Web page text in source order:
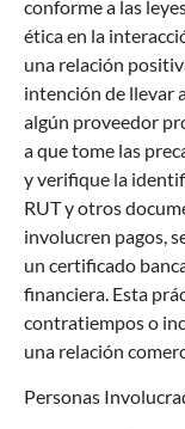
conforme a las
ética en la
una relación
intención de llevar
algún proveedor
a que tome las
y verifique la
RUT y otros
involucren pagos,
un certificado
financiera. Esta
contratiempos o
una relación
Personas